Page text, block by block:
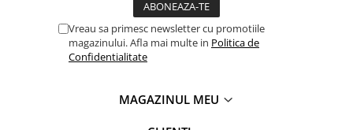
Vreau sa primesc newsletter cu promotiile
magazinului. Afla mai multe in Politica de
Confidentialitate
MAGAZINUL MEU